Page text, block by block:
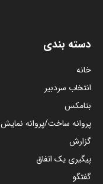
دسته بندی
خانه
انتخاب سردبیر
بتامکس
پروانه ساخت/پروانه نمایش
گزارش
پیگیری یک اتفاق
گفتگو